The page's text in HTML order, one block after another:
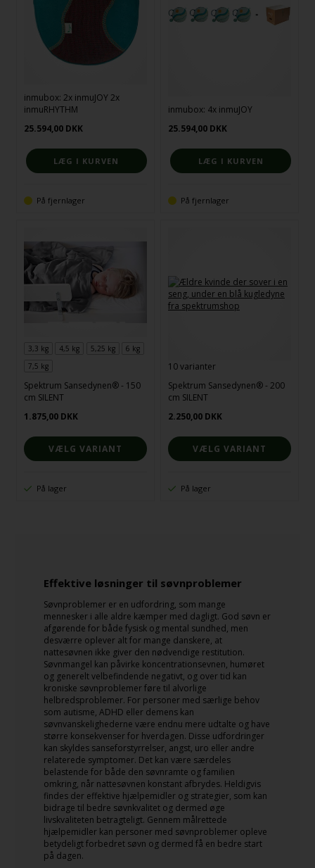
inmubox: 2x inmuJOY 2x
inmuRHYTHM
25.594,00 DKK
På fjernlager
inmubox: 4x inmuJOY
25.594,00 DKK
På fjernlager
3,3 kg 4,5 kg 5,25 kg
6 kg
7,5 kg
Spektrum Sansedynen® - 150
cm SILENT
1.875,00 DKK
VÆLG VARIANT
På lager
10 varianter
Spektrum Sansedynen® - 200
cm SILENT
2.250,00 DKK
VÆLG VARIANT
På lager
Effektive løsninger til søvnproblemer
Søvnproblemer er en udfordring, som mange
mennesker i alle aldre kæmper med dagligt. God søvn er
afgørende for både fysisk og mental sundhed, men
desværre oplever alt for mange danskere, at
nattesøvnen ikke giver den nødvendige restitution.
Søvnmangel kan påvirke koncentrationsevnen, humøret
og generelt velbefindende negativt, og over tid kan
kroniske søvnproblemer føre til alvorlige
helbredsproblemer. For personer med særlige behov
som autisme, ADHD eller demens kan
søvnvanskelighederne være endnu mere udtalte og have
større konsekvenser for hverdagen. Disse udfordringer
kan skyldes sanseforstyrrelser, angst, uro eller andre
relaterede symptomer. Det kan være særdeles
belastende for både den søvnramte og familien
omkring, når nattesøvnen konstant afbrydes. Heldigvis
findes der effektive hjælpemidler og strategier, som kan
bidrage til bedre søvnkvalitet og dermed øge
livskvaliteten betragteligt. Gennem målrettede
hjælpemidler kan personer med søvnproblemer opleve
betydeligt forbedret søvn og dermed få en bedre start
på dagen.